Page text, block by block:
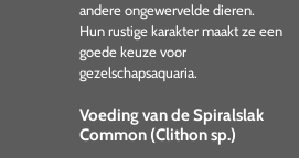
andere ongewervelde dieren.
Hun rustige karakter maakt ze een
goede keuze voor
gezelschapsaquaria.
Voeding van de Spiralslak
Common (Clithon sp.)